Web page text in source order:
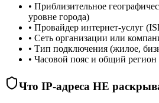
• Приблизительное
уровне города)
• Провайдер интернет-услуг
• Сеть организации или
• Тип подключения (жилое,
• Часовой пояс и общий регион
Что IP-адреса НЕ